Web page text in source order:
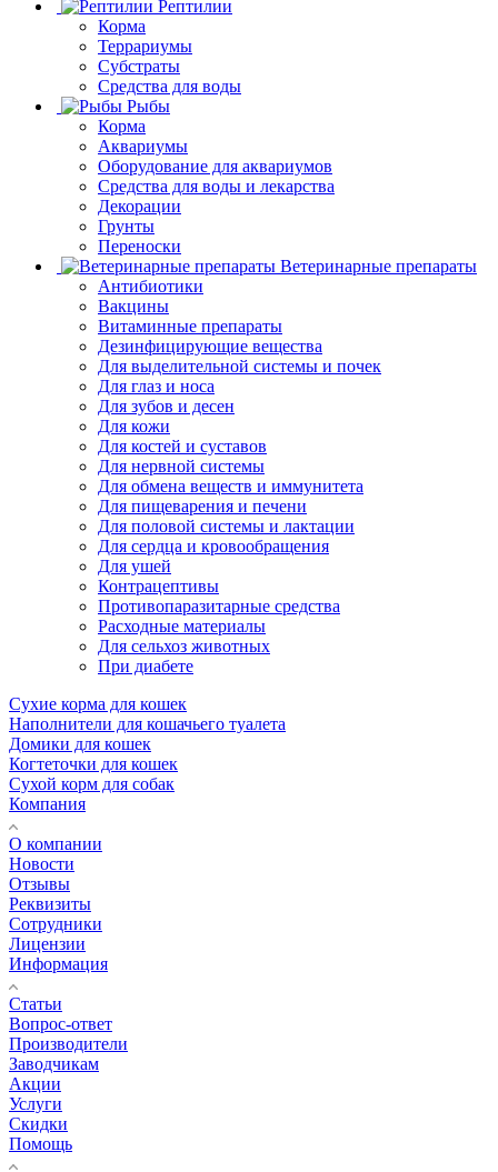
Рептилии
Корма
Террариумы
Субстраты
Средства для воды
Рыбы
Корма
Аквариумы
Оборудование для аквариумов
Средства для воды и лекарства
Декорации
Грунты
Переноски
Ветеринарные препараты
Антибиотики
Вакцины
Витаминные препараты
Дезинфицирующие вещества
Для выделительной системы и почек
Для глаз и носа
Для зубов и десен
Для кожи
Для костей и суставов
Для нервной системы
Для обмена веществ и иммунитета
Для пищеварения и печени
Для половой системы и лактации
Для сердца и кровообращения
Для ушей
Контрацептивы
Противопаразитарные средства
Расходные материалы
Для сельхоз животных
При диабете
Сухие корма для кошек
Наполнители для кошачьего туалета
Домики для кошек
Когтеточки для кошек
Сухой корм для собак
Компания
О компании
Новости
Отзывы
Реквизиты
Сотрудники
Лицензии
Информация
Статьи
Вопрос-ответ
Производители
Заводчикам
Акции
Услуги
Скидки
Помощь